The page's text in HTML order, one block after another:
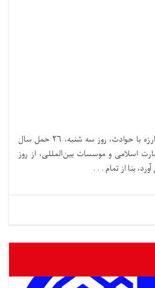
قرار است اداره ملی آمادگی مبارزه با حوادث،‌ روز سه شنبه، ۲۶ حمل سال
اسلامی و موسسات بین‌المللی، از روز
بنا از تمام . . .